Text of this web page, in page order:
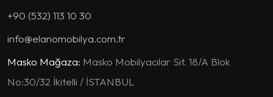
+90 (532) 113 10 30
info@elanomobilya.com.tr
Masko Mağaza: Masko Mobilyacılar Sit. 18/A Blok
No:30/32 İkitelli / İSTANBUL